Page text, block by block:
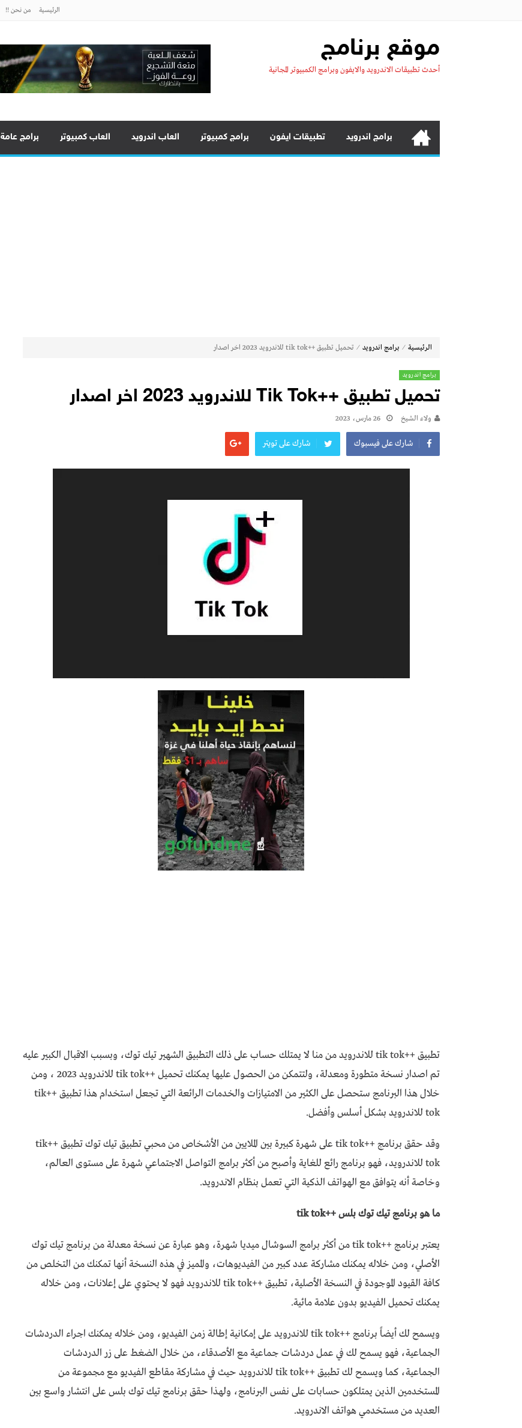
الرئيسية من نحن !!
موقع برنامج
أحدث تطبيقات الاندرويد والايفون وبرامج الكمبيوتر المجانية
برامج اندرويد تطبيقات ايفون برامج كمبيوتر العاب اندرويد العاب كمبيوتر برامج عامة
الرئيسية ⁄ برامج اندرويد ⁄ تحميل تطبيق ++tik tok للاندرويد 2023 اخر اصدار
برامج اندرويد
تحميل تطبيق ++tik Tok للاندرويد 2023 اخر اصدار
ولاء الشيخ 26 مارس، 2023
شارك على فيسبوك شارك على تويتر
تطبيق ++tik tok للاندرويد من منا لا يمتلك حساب على ذلك التطبيق الشهير تيك توك، وبسبب الاقبال الكبير عليه
تم اصدار نسخة متطورة ومعدلة، ولتتمكن من الحصول عليها يمكنك تحميل ++tik tok للاندرويد 2023 ، ومن
خلال هذا البرنامج ستحصل على الكثير من الامتيازات والخدمات الرائعة التي تجعل استخدام هذا تطبيق ++tik
tok للاندرويد بشكل أسلس وأفضل.
وقد حقق برنامج ++tik tok على شهرة كبيرة بين الملايين من الأشخاص من محبي تطبيق تيك توك تطبيق ++tik
tok للاندرويد، فهو برنامج رائع للغاية وأصبح من أكثر برامج التواصل الاجتماعي شهرة على مستوى العالم،
وخاصة أنه يتوافق مع الهواتف الذكية التي تعمل بنظام الاندرويد.
ما هو برنامج تيك توك بلس ++tik tok
يعتبر برنامج ++tik tok من أكثر برامج السوشال ميديا شهرة، وهو عبارة عن نسخة معدلة من برنامج تيك توك
الأصلي، ومن خلاله يمكنك مشاركة عدد كبير من الفيديوهات، والمميز في هذه النسخة أنها تمكنك من التخلص من
كافة القيود الموجودة في النسخة الأصلية، تطبيق ++tik tok للاندرويد فهو لا يحتوي على إعلانات، ومن خلاله
يمكنك تحميل الفيديو بدون علامة مائية.
ويسمح لك أيضاً برنامج ++tik tok للاندرويد على إمكانية إطالة زمن الفيديو، ومن خلاله يمكنك اجراء الدردشات
الجماعية، فهو يسمح لك في عمل دردشات جماعية مع الأصدقاء، من خلال الضغط على زر الدردشات
الجماعية، كما ويسمح لك تطبيق ++tik tok للاندرويد حيث في مشاركة مقاطع الفيديو مع مجموعة من
المستخدمين الذين يمتلكون حسابات على نفس البرنامج، ولهذا حقق برنامج تيك توك بلس على انتشار واسع بين
العديد من مستخدمي هواتف الاندرويد.